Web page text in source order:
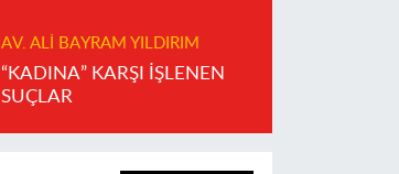
AV. ALI BAYRAM YILDIRIM
“KADINA” KARŞI İŞLENEN
SUÇLAR